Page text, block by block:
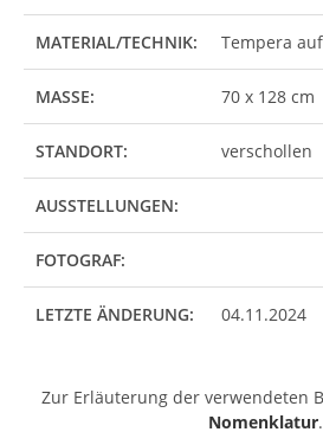
MATERIAL/TECHNIK: Tempera
MASSE: 70 x 128 cm
STANDORT: verschollen
AUSSTELLUNGEN:
FOTOGRAF:
LETZTE ÄNDERUNG: 04.11.2024
Zur Erläuterung der verwendeten
Nomenklatur.